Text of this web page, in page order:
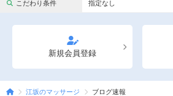
こだわり条件 指定なし
新規会員登録
江坂のマッサージ ブログ速報